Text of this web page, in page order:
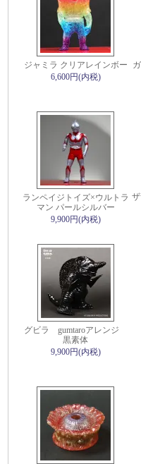
ジャミラ クリアレインボー
6,600円(内税)
ランペイジトイズ×ウルトラ
マン パールシルバー
9,900円(内税)
グビラ gumtaroアレンジ
黒素体
9,900円(内税)